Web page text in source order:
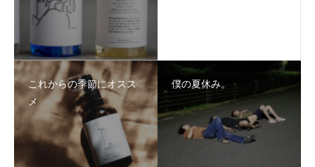
これからの季節にオスス
メ
僕の夏休み。